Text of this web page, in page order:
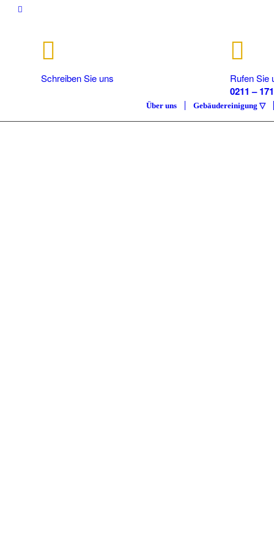
Schreiben Sie uns Rufen Sie
0211 –
Über uns Gebäudereinigung ▽